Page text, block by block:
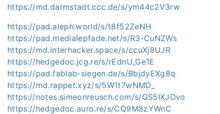
https://md.darmstadt.ccc.de/s/ym44c2V3rw
https://pad.aleph.world/s/t8f52ZeNH
https://pad.medialepfade.net/s/R3-CuNZWs
https://md.interhacker.space/s/ccuXj8UJR
https://hedgedoc.jcg.re/s/rEdnU_Ge1E
https://pad.fablab-siegen.de/s/BbjdyEXg8q
https://md.rappet.xyz/s/5W1t7wNMD_
https://notes.simeonreusch.com/s/QS5IXJOvo
https://hedgedoc.auro.re/s/CQ9M8zYWnC